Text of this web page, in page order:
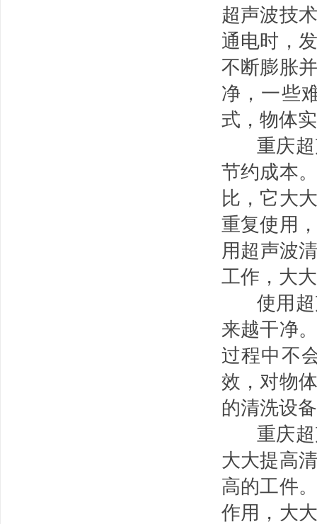
超声波技
通电时，
不断膨胀
净，一些
式，物体
重庆超
节约成本
比，它大
重复使用
用超声波
工作，大
使用
来越干净
过程中不
效，对物
的清洗设
重庆超
大大提高
高的工件
作用，大